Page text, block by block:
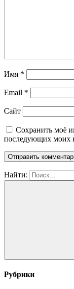
Имя *
Email *
Сайт
Сохранить моё
последующих моих
Найти:
Рубрики